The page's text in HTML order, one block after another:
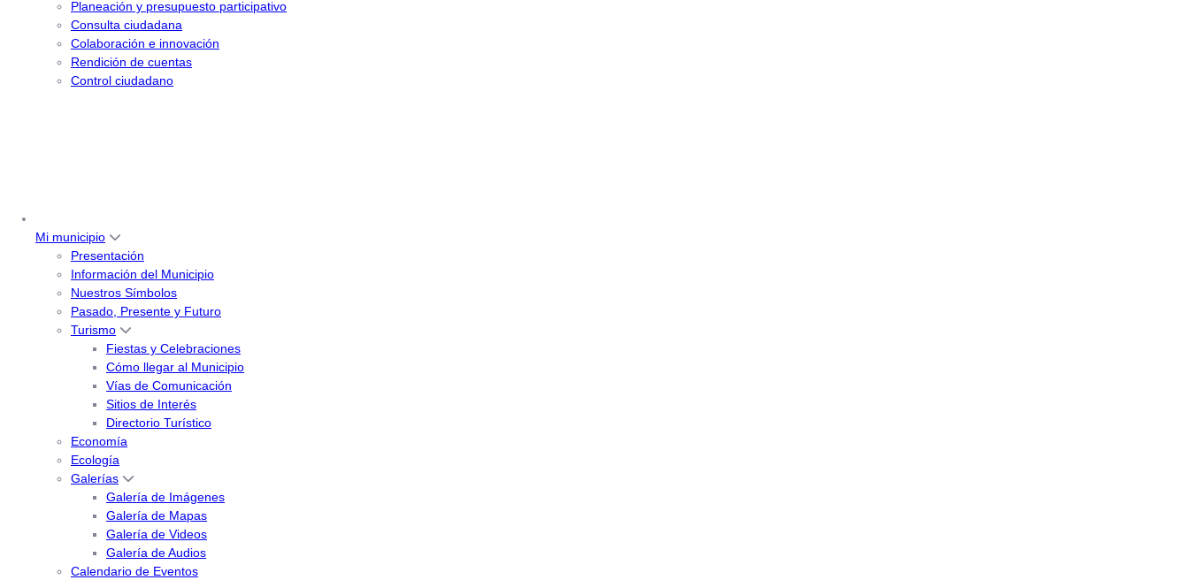
Planeación y presupuesto participativo
Consulta ciudadana
Colaboración e innovación
Rendición de cuentas
Control ciudadano
Mi municipio
Presentación
Información del Municipio
Nuestros Símbolos
Pasado, Presente y Futuro
Turismo
Fiestas y Celebraciones
Cómo llegar al Municipio
Vías de Comunicación
Sitios de Interés
Directorio Turístico
Economía
Ecología
Galerías
Galería de Imágenes
Galería de Mapas
Galería de Videos
Galería de Audios
Calendario de Eventos